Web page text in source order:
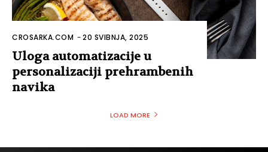
CROSARKA.COM -20 SVIBNJA, 2025
Uloga automatizacije u
personalizaciji prehrambenih
navika
LOAD MORE